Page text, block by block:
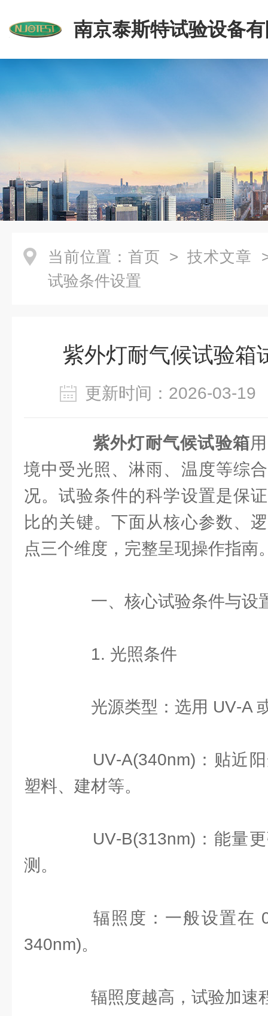
南京泰斯特试验设备
当前位置： 首页 > 技术文章
试验条件设置
紫外灯耐气候试验箱
更新时间：2026-03-
紫外灯耐气候试验箱
境中受光照、淋雨、温度等综
况。试验条件的科学设置是保
比的关键。下面从核心参数、
点三个维度，完整呈现操作指南
一、核心试验条件与设
1. 光照条件
光源类型：选用 UV‑A
UV‑A(340nm)：贴近阳
塑料、建材等。
UV‑B(313nm)：能量更
测。
辐照度：一般设置在
340nm)。
辐照度越高，试验加速